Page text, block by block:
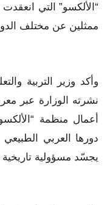
“الألكسو” التي
ممثلين عن مختلف
وأكد وزير التربية
نشرته الوزارة عبر
أعمال منظمة
دورها العربي
يجسّد مسؤولية تاريخية